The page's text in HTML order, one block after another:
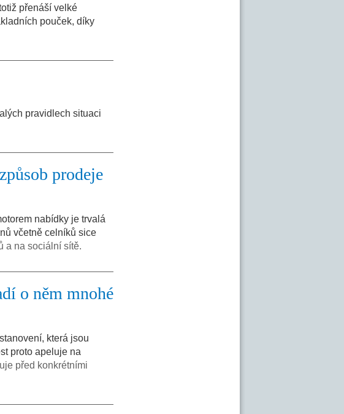
přenáší velké
pouček, díky
pravidlech situaci
prodeje
nabídky je trvalá
včetně celníků sice
a na sociální sítě.
o něm mnohé
která jsou
proto apeluje na
před konkrétními